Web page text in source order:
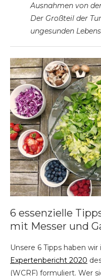
Ausnahmen von
Der Großteil der
ungesunden
6 essenzielle
mit Messer und
Unsere 6 Tipps haben
Expertenbericht 2020
(WCRF) formuliert. Wer